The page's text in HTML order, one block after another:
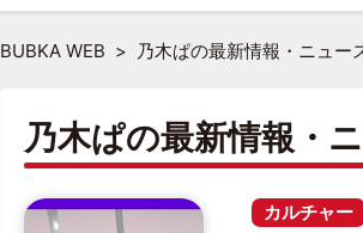
BUBKA WEB 乃木ぱの最新情報・ニュー
乃木ぱの最新情報・
カルチャー